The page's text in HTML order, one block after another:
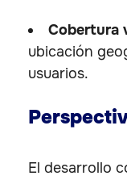
Cobertura
ubicación
usuarios.
El desarrollo